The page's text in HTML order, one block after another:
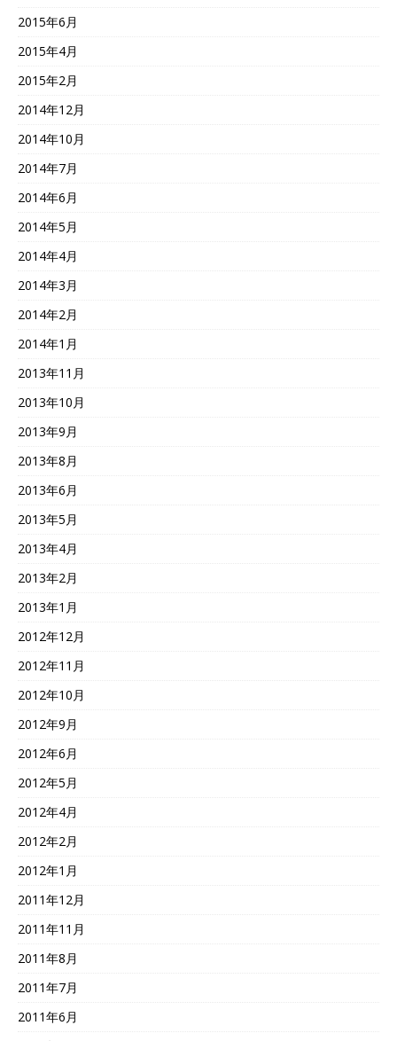
2015年6月
2015年4月
2015年2月
2014年12月
2014年10月
2014年7月
2014年6月
2014年5月
2014年4月
2014年3月
2014年2月
2014年1月
2013年11月
2013年10月
2013年9月
2013年8月
2013年6月
2013年5月
2013年4月
2013年2月
2013年1月
2012年12月
2012年11月
2012年10月
2012年9月
2012年6月
2012年5月
2012年4月
2012年2月
2012年1月
2011年12月
2011年11月
2011年8月
2011年7月
2011年6月